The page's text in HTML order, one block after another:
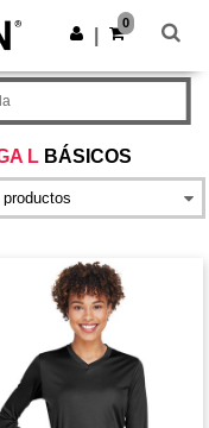
Descargar app
0
L BÁSICOS